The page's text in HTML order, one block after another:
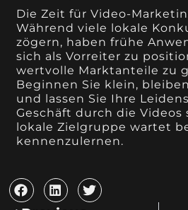
Die Zeit für Video-
Während viele lokale
zögern, haben frühe
sich als Vorreiter zu
wertvolle Marktanteile zu
Beginnen Sie klein,
und lassen Sie Ihre
Geschäft durch die Videos
lokale Zielgruppe wartet
kennenzulernen.